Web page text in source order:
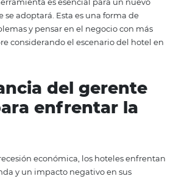
en tiempos de crisis es una
que el escenario se deteriore aún
puntos, identificando cuál es la
construir la matriz de riesgos
herramienta es esencial para un
que se adoptará. Esta es una forma
y pensar en el negocio